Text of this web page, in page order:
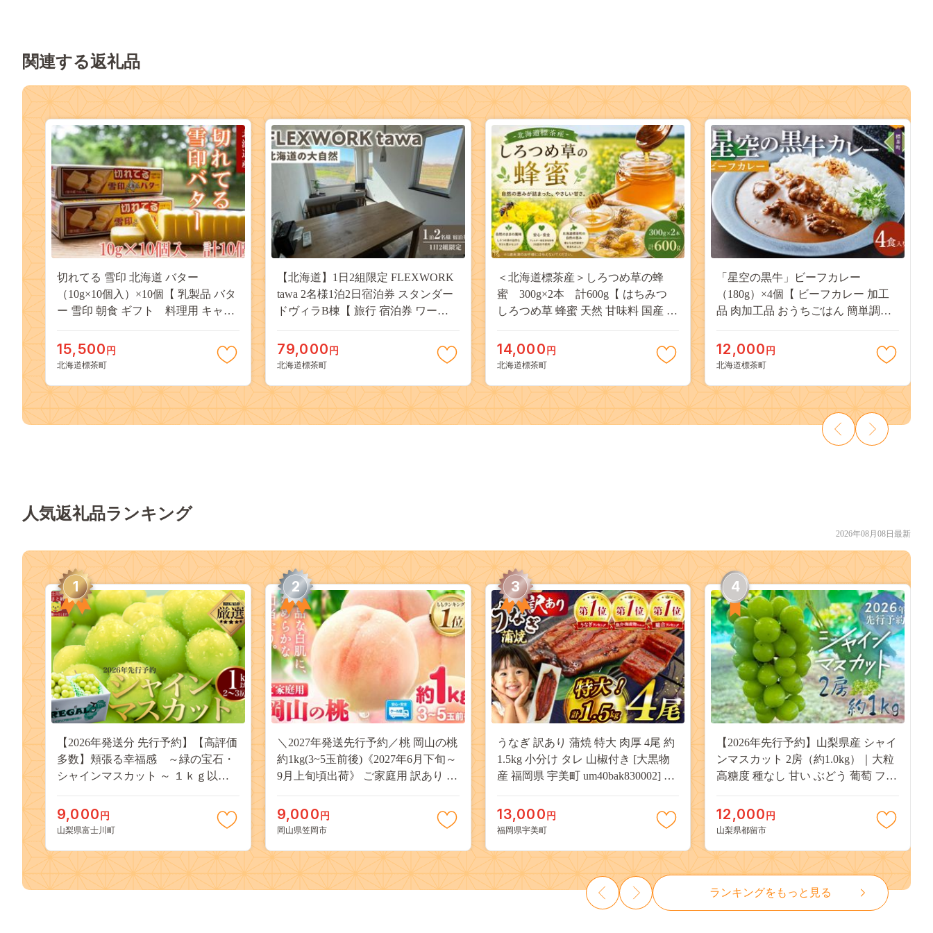
関連する返礼品
切れてる 雪印 北海道 バター
（10g×10個入）×10個【 乳製品 バタ
ー 雪印 朝食 ギフト 料理用 キャン
15,500 円
北海道標茶町
【北海道】1日2組限定 FLEXWORK
tawa 2名様1泊2日宿泊券 スタンダー
ドヴィラB棟【 旅行 宿泊券 ワーケ
自然 標茶町 北海道 】
016641_AW002
79,000 円
北海道標茶町
＜北海道標茶産＞しろつめ草の蜂
蜜 300g×2本 計600g【 はちみつ
しろつめ草 蜂蜜 天然 甘味料 国産 標
14,000 円
北海道標茶町
「星空の黒牛」ビーフカレー
（180g）×4個【 ビーフカレー 加工
品 肉加工品 おうちごはん 簡単調理
標茶町 北海道 】 016641_AF006
12,000 円
北海道標茶町
人気返礼品ランキング
2026年08月08日最新
1
【2026年発送分 先行予約】【高評価
多数】頬張る幸福感 ～緑の宝石・
シャインマスカット ～ １ｋｇ以上
物 くだもの シャイン マスカット ぶ
どう ブドウ 葡萄 大粒 種なし 先行予
九千円
9,000 円
山梨県富士川町
2
＼2027年発送先行予約／桃 岡山の桃
約1kg(3~5玉前後)《2027年6月下旬～
9月上旬頃出荷》 ご家庭用 訳あり 白
果物 デザート 旬 モモ もも 先行予約
送料無料 果物 岡山県 笠岡市 清水白
kasaoka_zsy_419_100---
9,000 円
岡山県笠岡市
3
うなぎ 訳あり 蒲焼 特大 肉厚 4尾 約
1.5kg 小分け タレ 山椒付き [大黒物
産 福岡県 宇美町 um40bak830002] 不
うなぎ蒲焼 鰻蒲焼き 蒲焼き かば焼
き 真空パック 個包装 冷凍 13000
13,000 円
福岡県宇美町
4
【2026年先行予約】山梨県産 シャイ
ンマスカット 2房（約1.0kg）｜大粒
高糖度 種なし 甘い ぶどう 葡萄 フル
JX003
12,000 円
山梨県都留市
ランキングをもっと見る